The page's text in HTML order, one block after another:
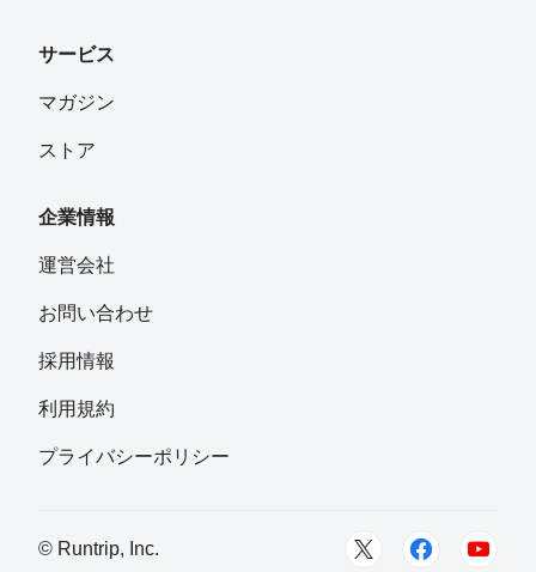
サービス
マガジン
ストア
企業情報
運営会社
お問い合わせ
採用情報
利用規約
プライバシーポリシー
© Runtrip, Inc.